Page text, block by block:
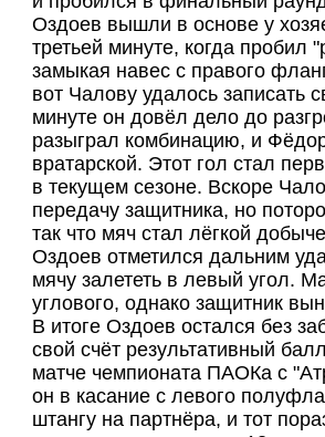
Оздоев вышли в основе у
третьей минуте, когда
замыкая навес с правого
вот Чалову удалось
минуте он довёл дело до
разыграл комбинацию, и
вратарской. Этот гол стал
в текущем сезоне. Вскоре
передачу защитника, но
так что мяч стал лёгкой
Оздоев отметился дальним
мячу залететь в левый угол.
углового, однако защитник
В итоге Оздоев остался без
свой счёт результативный
матче чемпионата ПАОКа с
он в касание с левого
штангу на партнёра, и тот